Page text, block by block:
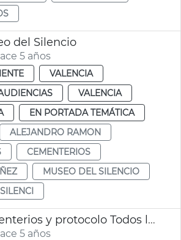
del Silencio
5 años
VALENCIA
VALENCIA
EN PORTADA TEMÁTICA
ALEJANDRO RAMON
CEMENTERIOS
MUSEO DEL SILENCIO
Visitas cementerios y protocolo Todos los Santos
5 años